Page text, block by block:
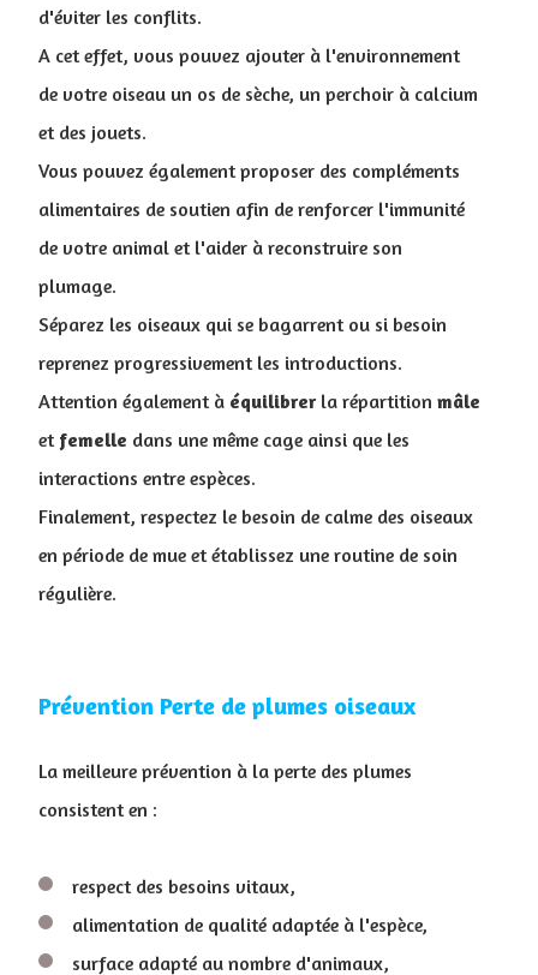
d'éviter les conflits.
A cet effet, vous pouvez ajouter à l'environnement
de votre oiseau un os de sèche, un perchoir à calcium
et des jouets.
Vous pouvez également proposer des compléments
alimentaires de soutien afin de renforcer l'immunité
de votre animal et l'aider à reconstruire son
plumage.
Séparez les oiseaux qui se bagarrent ou si besoin
reprenez progressivement les introductions.
Attention également à équilibrerla répartition mâle
et femelle dans une même cage ainsi que les
interactions entre espèces.
Finalement, respectez le besoin de calme des oiseaux
en période de mue et établissez une routine de soin
régulière.
Prévention Perte de plumes oiseaux
La meilleure prévention à la perte des plumes
consistent en :
respect des besoins vitaux,
alimentation de qualité adaptée à l'espèce,
surface adapté au nombre d'animaux,